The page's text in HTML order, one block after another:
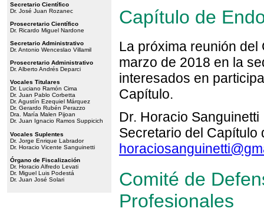
Secretario Científico
Dr. José Juan Rozanec
Prosecretario Científico
Dr. Ricardo Miguel Nardone
Secretario Administrativo
Dr. Antonio Wenceslao Villamil
Prosecretario Administrativo
Dr. Alberto Andrés Deparci
Vocales Titulares
Dr. Luciano Ramón Cima
Dr. Juan Pablo Corbetta
Dr. Agustín Ezequiel Márquez
Dr. Gerardo Rubén Perazzo
Dra. María Malen Pijoan
Dr. Juan Ignacio Ramos Suppicich
Vocales Suplentes
Dr. Jorge Enrique Labrador
Dr. Horacio Vicente Sanguinetti
Órgano de Fiscalización
Dr. Horacio Alfredo Levati
Dr. Miguel Luis Podestá
Dr. Juan José Solari
Capítulo de
La próxima reunión
marzo de 2018 en la
interesados en
Capítulo.
Dr. Horacio Sanguinetti
Secretario del Capítulo
Comité de
Profesionales